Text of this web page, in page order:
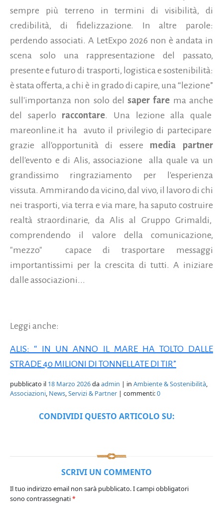
sempre più terreno in termini di visibilità, di
credibilità, di fidelizzazione. In altre parole:
perdendo associati. A LetExpo 2026 non è andata in
scena solo una rappresentazione del passato,
presente e futuro di trasporti, logistica e sostenibilità:
è stata offerta, a chi è in grado di capire, una “lezione”
sull'importanza non solo del saper fare ma anche
del saperlo raccontare. Una lezione alla quale
mareonline.it ha avuto il privilegio di partecipare
grazie all'opportunità di essere media partner
dell'evento e di Alis, associazione alla quale va un
grandissimo ringraziamento per l'esperienza
vissuta. Ammirando da vicino, dal vivo, il lavoro di chi
nei trasporti, via terra e via mare, ha saputo costruire
realtà straordinarie, da Alis al Gruppo Grimaldi,
comprendendo il valore della comunicazione,
"mezzo" capace di trasportare messaggi
importantissimi per la crescita di tutti. A iniziare
dalle associazioni...
Leggi anche:
ALIS: “ IN UN ANNO IL MARE HA TOLTO DALLE
STRADE 40 MILIONI DI TONNELLATE DI TIR”
pubblicato il 18 Marzo 2026daadmin | in Ambiente & Sostenibilità,
Associazioni, News,Servizi & Partner | commenti:0
CONDIVIDI QUESTO ARTICOLO SU:
SCRIVI UN COMMENTO
Il tuo indirizzo email non sarà pubblicato.I campi obbligatori
sono contrassegnati*